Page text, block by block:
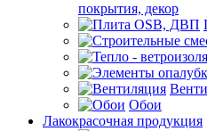
покрытия, декор
Обои
Лакокрасочная продукция